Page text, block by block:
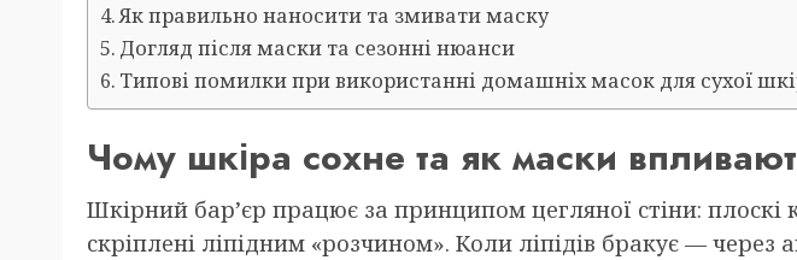
Як правильно наносити та змивати маску
Догляд після маски та сезонні нюанси
Типові помилки при використанні домашніх масок для сухої
Чому шкіра сохне та як маски
Шкірний бар’єр працює за принципом цегляної стіни: плоскі
скріплені ліпідним «розчином». Коли ліпідів бракує — через